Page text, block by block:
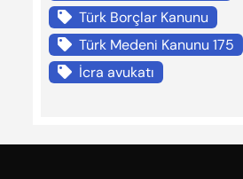
Türk Borçlar Kanunu
Türk Medeni Kanunu 175
İcra avukatı